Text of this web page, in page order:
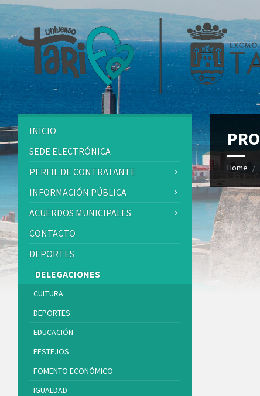
Home
INICIO
SEDE ELECTRÓNICA
PERFIL DE CONTRATANTE
INFORMACIÓN PÚBLICA
ACUERDOS MUNICIPALES
CONTACTO
DEPORTES
DELEGACIONES
CULTURA
DEPORTES
EDUCACIÓN
FESTEJOS
FOMENTO ECONÓMICO
IGUALDAD